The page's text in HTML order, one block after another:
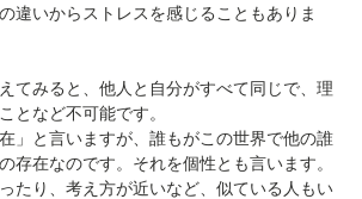
違いからストレスを感じることもありま
てみると、他人と自分がすべて同じで、理
となど不可能です。
」と言いますが、誰もがこの世界で他の誰
存在なのです。それを個性とも言います。
たり、考え方が近いなど、似ている人もい